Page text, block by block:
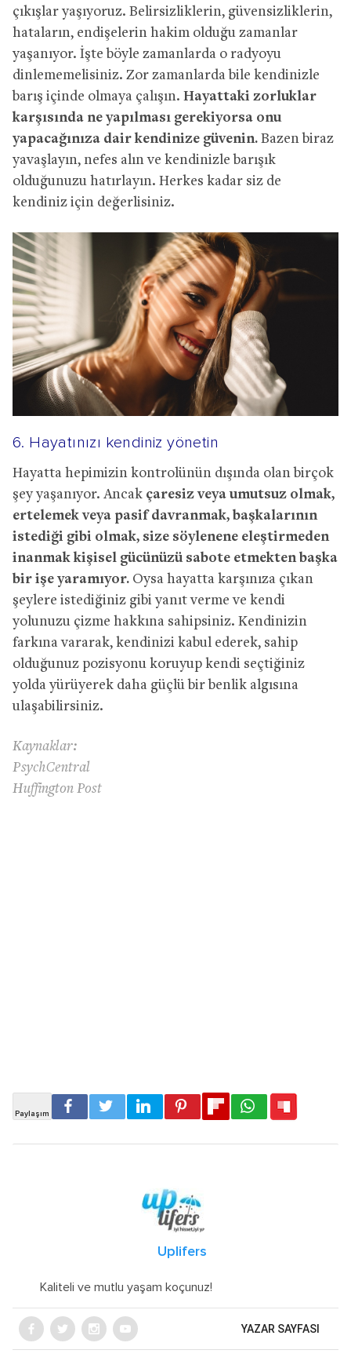
çıkışlar yaşıyoruz. Belirsizliklerin, güvensizliklerin,
hataların, endişelerin hakim olduğu zamanlar
yaşanıyor. İşte böyle zamanlarda o radyoyu
dinlememelisiniz. Zor zamanlarda bile kendinizle
barış içinde olmaya çalışın. Hayattaki zorluklar
karşısında ne yapılması gerekiyorsa onu
yapacağınıza dair kendinize güvenin. Bazen biraz
yavaşlayın, nefes alın ve kendinizle barışık
olduğunuzu hatırlayın. Herkes kadar siz de
kendiniz için değerlisiniz.
6. Hayatınızı kendiniz yönetin
Hayatta hepimizin kontrolünün dışında olan birçok
şey yaşanıyor. Ancak çaresiz veya umutsuz olmak,
ertelemek veya pasif davranmak, başkalarının
istediği gibi olmak, size söylenene eleştirmeden
inanmak kişisel gücünüzü sabote etmekten başka
bir işe yaramıyor. Oysa hayatta karşınıza çıkan
şeylere istediğiniz gibi yanıt verme ve kendi
yolunuzu çizme hakkına sahipsiniz. Kendinizin
farkına vararak, kendinizi kabul ederek, sahip
olduğunuz pozisyonu koruyup kendi seçtiğiniz
yolda yürüyerek daha güçlü bir benlik algısına
ulaşabilirsiniz.
Kaynaklar:
PsychCentral
Huffington Post
Uplifers
Kaliteli ve mutlu yaşam koçunuz!
YAZAR SAYFASI